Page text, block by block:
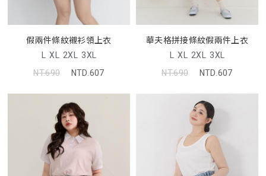
假兩件條紋襯衫領上衣
L XL 2XL 3XL
NT.690
NTD.607
華夫格拼接條紋假兩件上衣
L XL 2XL 3XL
NT.690
NTD.607